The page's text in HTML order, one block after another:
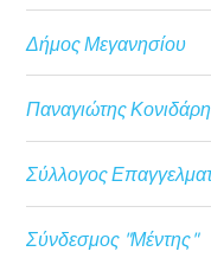
Δήμος Μεγανησίου
Παναγιώτης
Σύλλογος
Σύνδεσμος "Μέντης"